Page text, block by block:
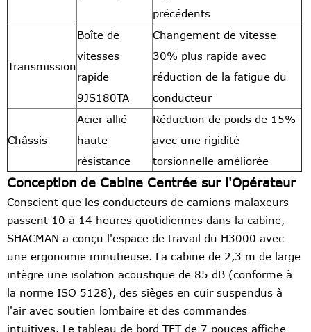
précédents
Transmission
Boîte de
vitesses
rapide
9JS180TA
Changement de vitesse
30% plus rapide avec
réduction de la fatigue du
conducteur
Châssis
Acier allié
haute
résistance
Réduction de poids de 15%
avec une rigidité
torsionnelle améliorée
Conception de Cabine Centrée sur l'Opérateur
Conscient que les conducteurs de camions malaxeurs
passent 10 à 14 heures quotidiennes dans la cabine,
SHACMAN a conçu l'espace de travail du H3000 avec
une ergonomie minutieuse. La cabine de 2,3 m de large
intègre une isolation acoustique de 85 dB (conforme à
la norme ISO 5128), des sièges en cuir suspendus à
l'air avec soutien lombaire et des commandes
intuitives. Le tableau de bord TFT de 7 pouces affiche